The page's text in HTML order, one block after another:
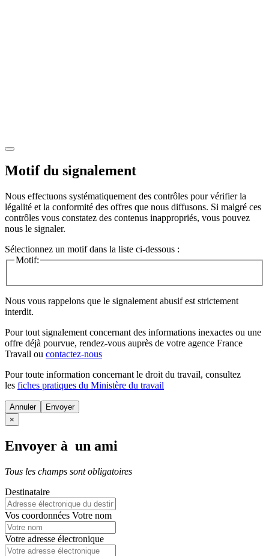
Motif du signalement
Nous effectuons systématiquement des contrôles pour vérifier la
légalité et la conformité des offres que nous diffusons. Si malgré ces
contrôles vous constatez des contenus inappropriés, vous pouvez
nous le signaler.
Sélectionnez un motif dans la liste ci-dessous :
Motif:
Nous vous rappelons que le signalement abusif est strictement
interdit.
Pour tout signalement concernant des informations inexactes ou une
offre déjà pourvue, rendez-vous auprès de votre agence France
Travail ou contactez-nous
Pour toute information concernant le droit du travail, consultez
les fiches pratiques du Ministère du travail
Annuler
×
Envoyer à un ami
Tous les champs sont obligatoires
Destinataire
Vos coordonnées Votre nom
Votre adresse électronique